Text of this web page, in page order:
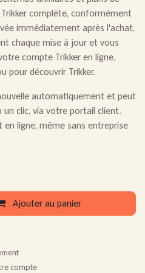
complète, conformément
immédiatement après l'achat,
chaque mise à jour et vous
compte Trikker en ligne.
pour découvrir Trikker.
automatiquement et peut
clic, via votre portail client.
ligne, même sans entreprise
Ajouter au panier
compte